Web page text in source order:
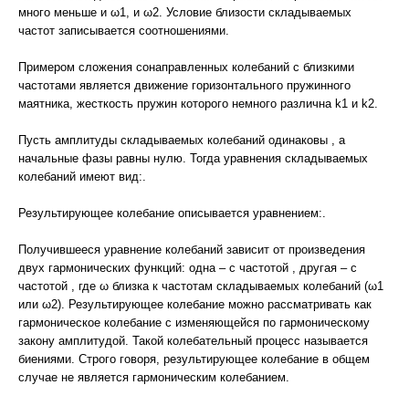
много меньше и ω1, и ω2. Условие близости складываемых
частот записывается соотношениями.
Примером сложения сонаправленных колебаний с близкими
частотами является движение горизонтального пружинного
маятника, жесткость пружин которого немного различна k1 и k2.
Пусть амплитуды складываемых колебаний одинаковы , а
начальные фазы равны нулю. Тогда уравнения складываемых
колебаний имеют вид:.
Результирующее колебание описывается уравнением:.
Получившееся уравнение колебаний зависит от произведения
двух гармонических функций: одна – с частотой , другая – с
частотой , где ω близка к частотам складываемых колебаний (ω1
или ω2). Результирующее колебание можно рассматривать как
гармоническое колебание с изменяющейся по гармоническому
закону амплитудой. Такой колебательный процесс называется
биениями. Строго говоря, результирующее колебание в общем
случае не является гармоническим колебанием.